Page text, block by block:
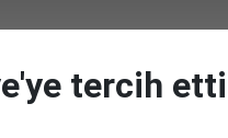
tercih etti